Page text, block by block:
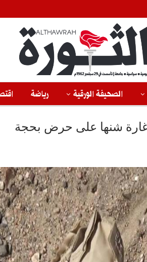
الصحيفة الورقية رياضة